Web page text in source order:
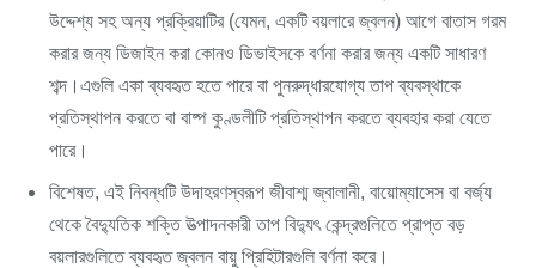
উদ্দেশ্য সহ অন্য প্রক্রিয়াটির (যেমন, একটি বয়লারে জ্বলন) আগে বাতাস গরম
করার জন্য ডিজাইন করা কোনও ডিভাইসকে বর্ণনা করার জন্য একটি সাধারণ
শব্দ।এগুলি একা ব্যবহৃত হতে পারে বা পুনরুদ্ধারযোগ্য তাপ ব্যবস্থাকে
প্রতিস্থাপন করতে বা বাষ্প কুণ্ডলীটি প্রতিস্থাপন করতে ব্যবহার করা যেতে
পারে।
বিশেষত, এই নিবন্ধটি উদাহরণস্বরূপ জীবাশ্ম জ্বালানী, বায়োম্যাসেস বা বর্জ্য
থেকে বৈদ্যুতিক শক্তি উত্পাদনকারী তাপ বিদ্যুৎ কেন্দ্রগুলিতে প্রাপ্ত বড়
বয়লারগুলিতে ব্যবহৃত জ্বলন বায়ু প্রিহিটারগুলি বর্ণনা করে।